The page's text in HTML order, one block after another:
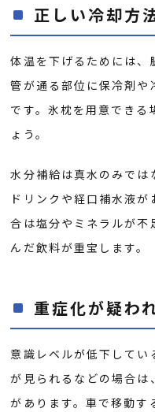
正しい冷却方
体温を下げるためには
管が通る部位に保冷剤
です。氷枕を用意できる
ょう。
水分補給は真水のみでは
ドリンクや経口補水液
合は塩分やミネラルが
んだ飲料が重宝します。
重症化が疑わ
意識レベルが低下して
が見られるなどの場合
があります。車で移動す